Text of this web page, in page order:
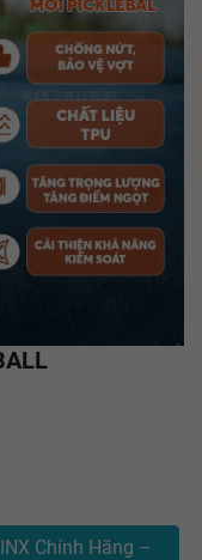
Chính Hãng –